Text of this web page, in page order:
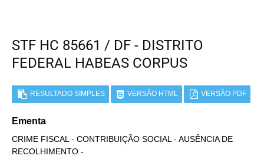
STF HC 85661 / DF - DISTRITO
FEDERAL HABEAS CORPUS
RESULTADO SIMPLES VERSÃO HTML VERSÃO PDF
Ementa
CRIME FISCAL - CONTRIBUIÇÃO SOCIAL - AUSÊNCIA DE
RECOLHIMENTO -